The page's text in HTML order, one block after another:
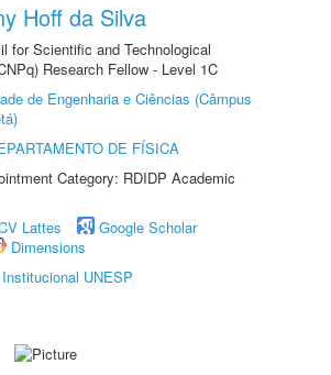
Hoff da Silva
for Scientific and Technological
Research Fellow - Level 1C
de Engenharia e Ciências (Câmpus
DE FÍSICA
Category: RDIDP Academic
Lattes
Google Scholar
Dimensions
UNESP